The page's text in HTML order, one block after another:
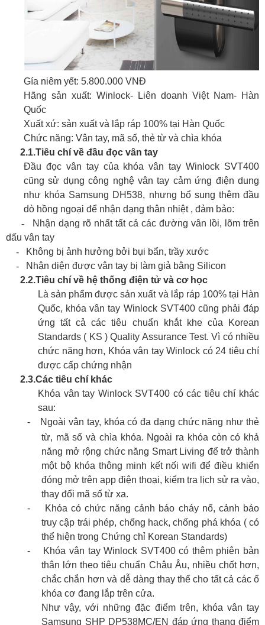
Gía niêm yết: 5.800.000 VNĐ
Hãng sản xuất: Winlock- Liên doanh Việt Nam- Hàn
Quốc
Xuất xứ: sản xuất và lắp ráp 100% tại Hàn Quốc
Chức năng: Vân tay, mã số, thẻ từ và chìa khóa
2.1.Tiêu chí về đầu đọc vân tay
Đầu đọc vân tay của khóa vân tay Winlock SVT400
cũng sử dụng công nghệ vân tay cảm ứng điện dung
như khóa Samsung DH538, nhưng bổ sung thêm đầu
dò hồng ngoại để nhận dạng thân nhiệt , đảm bảo:
Nhận dạng rõ nhất tất cả các đường vân lồi, lõm trên
dấu vân tay
Không bị ảnh hưởng bởi bụi bẩn, trầy xước
Nhận diện được vân tay bị làm giả bằng Silicon
2.2.Tiêu chí về hệ thống điện tử và cơ học
Là sản phẩm được sản xuất và lắp ráp 100% tại Hàn
Quốc, khóa vân tay Winlock SVT400 cũng phải đáp
ứng tất cả các tiêu chuẩn khắt khe của Korean
Standards ( KS ) Quality Assurance Test. Vì có nhiều
chức năng hơn, Khóa vân tay Winlock có 24 tiêu chí
được cấp chứng nhận
2.3.Các tiêu chí khác
Khóa vân tay Winlock SVT400 có các tiêu chí khác
sau:
-
Ngoài vân tay, khóa có đa dạng chức năng như thẻ
từ, mã số và chìa khóa. Ngoài ra khóa còn có khả
năng mở rộng chức năng Smart Living để trở thành
một bộ khóa thông minh kết nối wifi để điều khiển
đóng mở trên app điện thoại, kiểm tra lịch sử ra vào,
thay đổi mã số từ xa.
-
Khóa có chức năng cảnh báo cháy nổ, cảnh báo
truy cập trái phép, chống hack, chống phá khóa ( có
thể hiện trong Chứng chỉ Korean Standards)
-
Khóa vân tay Winlock SVT400 có thêm phiên bản
thân lớn theo tiêu chuẩn Châu Âu, nhiều chốt hơn,
chắc chắn hơn và dễ dàng thay thế cho tất cả các ổ
khóa cơ đang lắp trên cửa.
Như vậy, với những đặc điểm trên, khóa vân tay
Samsung SHP DP538MC/EN đáp ứng thang điểm